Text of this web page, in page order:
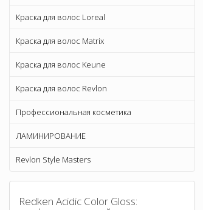
Краска для волос Loreal
Краска для волос Matrix
Краска для волос Keune
Краска для волос Revlon
Профессиональная косметика
ЛАМИНИРОВАНИЕ
Revlon Style Masters
Redken Acidic Color Gloss: